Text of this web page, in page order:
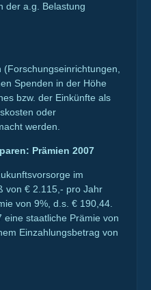
der a.g. Belastung
Spenden in der Höhe
bzw. der Einkünfte als
oder
werden.
Prämien 2007
im
von € 2.115,- pro Jahr
von 9%, d.s. € 190,44.
eine staatliche Prämie von
Einzahlungsbetrag von